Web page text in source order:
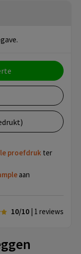
proefdruk ter
aan
10/10 | 1 reviews